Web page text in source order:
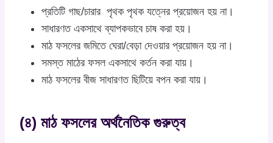
প্রতিটি গাছ/চারার পৃথক পৃথক যত্নের প্রয়োজন হয় না।
সাধারণত একসাথে ব্যাপকভাবে চাষ করা হয়।
মাঠ ফসলের জমিতে ঘেরা/বেড়া দেওয়ার প্রয়োজন হয় না।
সমস্ত মাঠের ফসল একসাথে কর্তন করা যায়।
মাঠ ফসলের বীজ সাধারণত ছিটিয়ে বপন করা যায়।
(৪) মাঠ ফসলের অর্থনৈতিক গুরুত্ব